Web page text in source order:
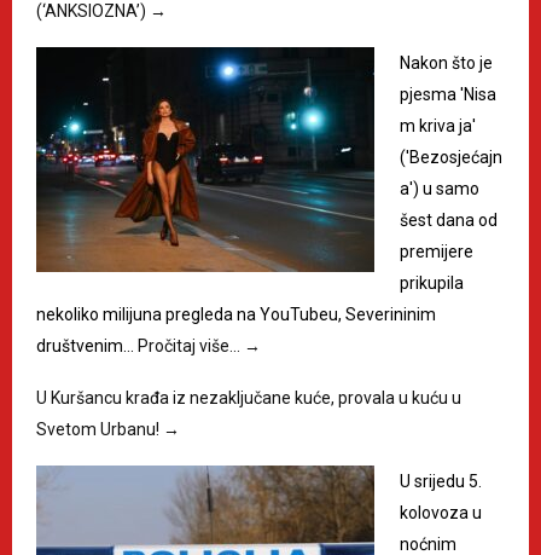
(‘ANKSIOZNA’) →
Nakon što je
pjesma 'Nisa
m kriva ja'
('Bezosjećajn
a') u samo
šest dana od
premijere
prikupila
nekoliko milijuna pregleda na YouTubeu, Severininim
društvenim…
Pročitaj više… →
U Kuršancu krađa iz nezaključane kuće, provala u kuću u
Svetom Urbanu! →
U srijedu 5.
kolovoza u
noćnim